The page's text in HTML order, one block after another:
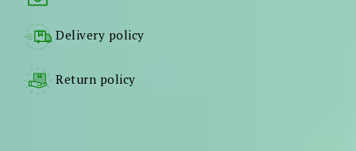
Delivery policy
Return policy